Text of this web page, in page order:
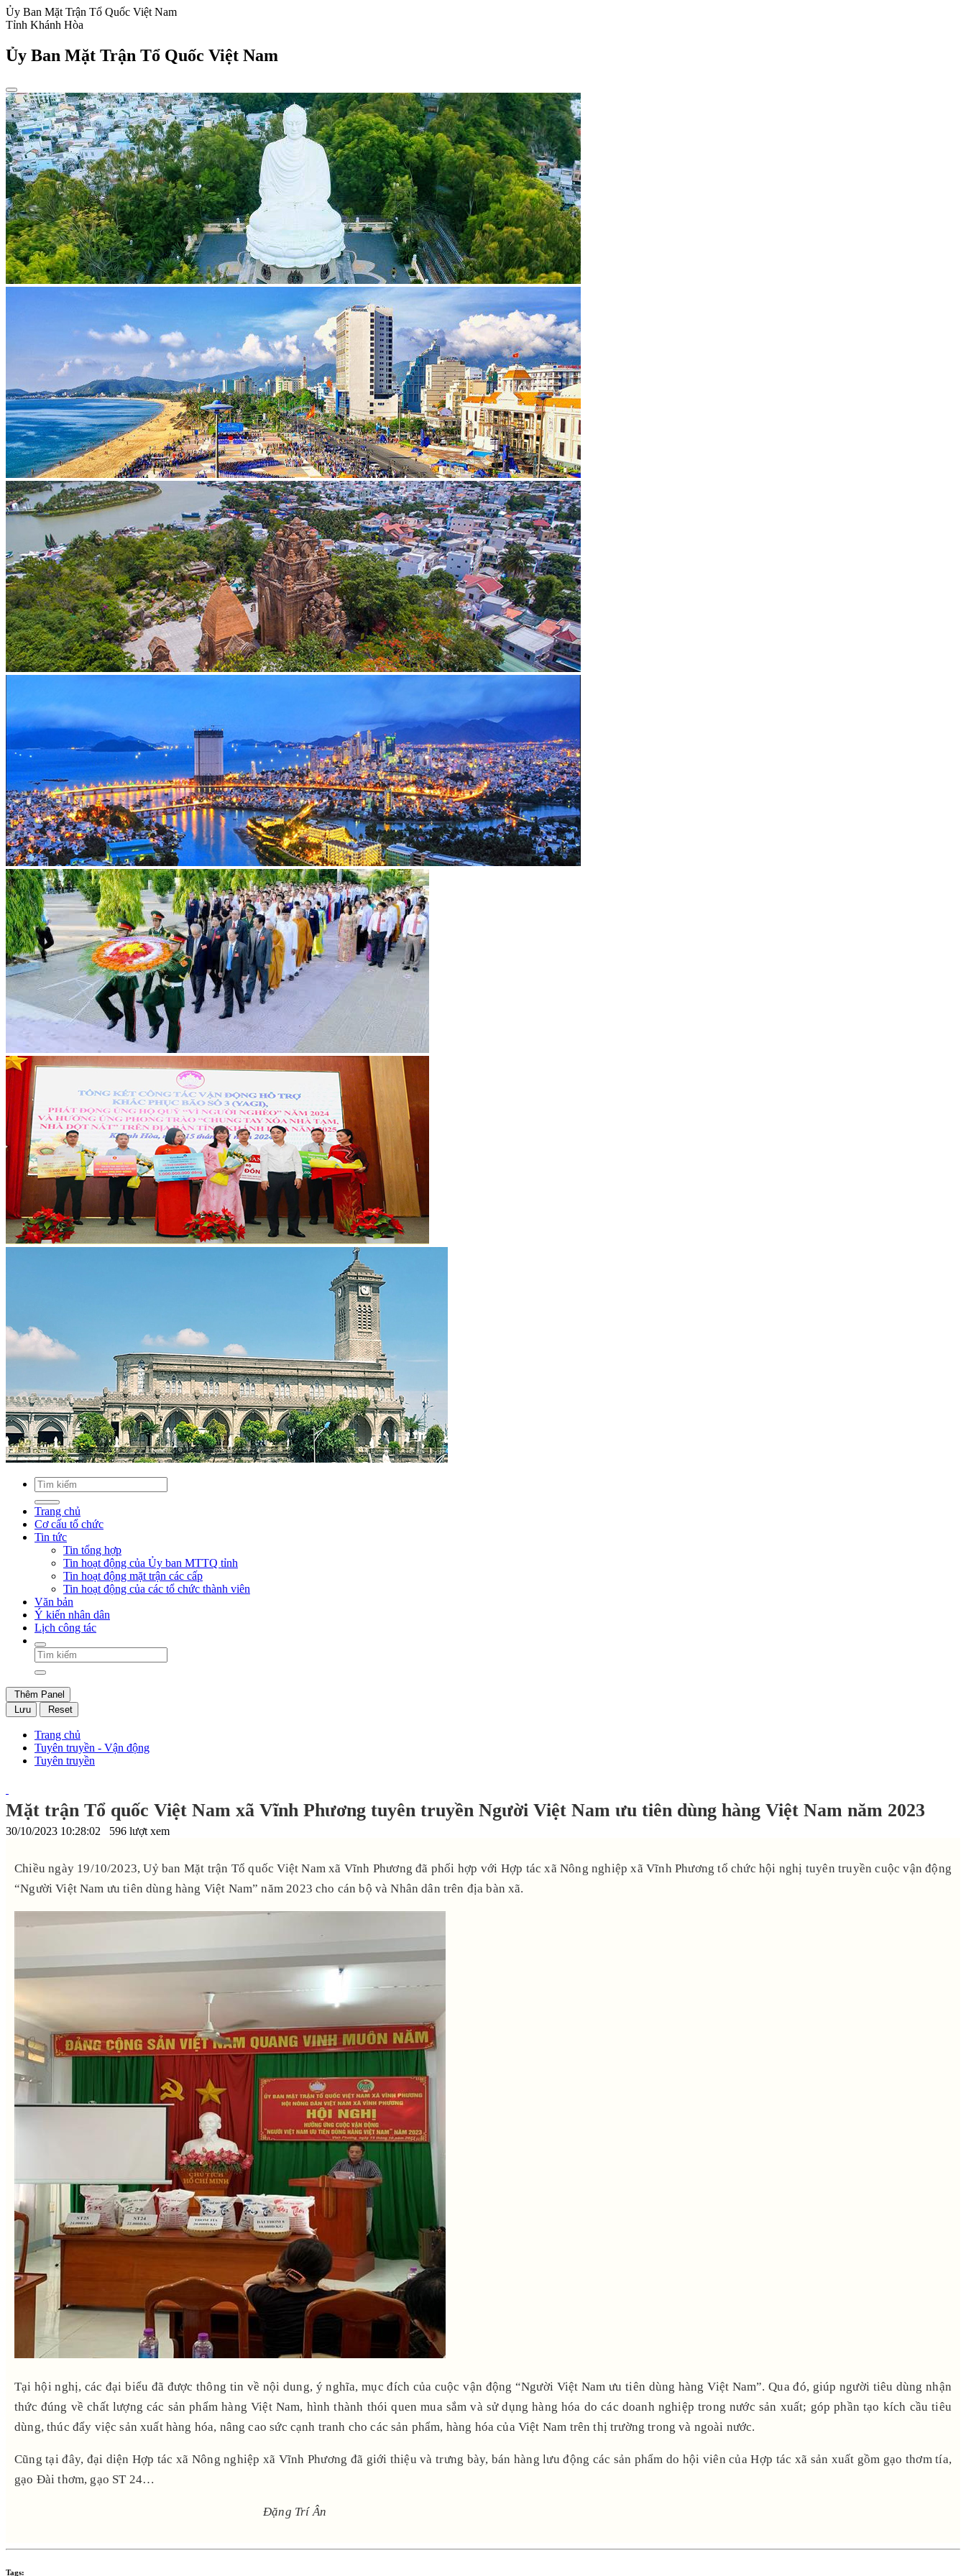
Ủy Ban Mặt Trận Tổ Quốc Việt Nam
Tỉnh Khánh Hòa
Ủy Ban Mặt Trận Tổ Quốc Việt Nam
Trang chủ
Cơ cấu tổ chức
Tin tức
Tin tổng hợp
Tin hoạt động của Ủy ban MTTQ tỉnh
Tin hoạt động mặt trận các cấp
Tin hoạt động của các tổ chức thành viên
Văn bản
Ý kiến nhân dân
Lịch công tác
Thêm Panel
Lưu
Reset
Trang chủ
Tuyên truyền - Vận động
Tuyên truyền
Mặt trận Tổ quốc Việt Nam xã Vĩnh Phương tuyên truyền Người Việt Nam ưu tiên dùng hàng Việt Nam năm 2023
30/10/2023 10:28:02 596 lượt xem
Chiều ngày 19/10/2023, Uỷ ban Mặt trận Tổ quốc Việt Nam xã Vĩnh Phương đã phối hợp với Hợp tác xã Nông nghiệp xã Vĩnh Phương tổ chức hội nghị tuyên truyền cuộc vận động
“Người Việt Nam ưu tiên dùng hàng Việt Nam” năm 2023 cho cán bộ và Nhân dân trên địa bàn xã.
Tại hội nghị, các đại biểu đã được thông tin về nội dung, ý nghĩa, mục đích của cuộc vận động “Người Việt Nam ưu tiên dùng hàng Việt Nam”. Qua đó, giúp người tiêu dùng nhận
thức đúng về chất lượng các sản phẩm hàng Việt Nam, hình thành thói quen mua sắm và sử dụng hàng hóa do các doanh nghiệp trong nước sản xuất; góp phần tạo kích cầu tiêu
dùng, thúc đẩy việc sản xuất hàng hóa, nâng cao sức cạnh tranh cho các sản phẩm, hàng hóa của Việt Nam trên thị trường trong và ngoài nước.
Cũng tại đây, đại diện Hợp tác xã Nông nghiệp xã Vĩnh Phương đã giới thiệu và trưng bày, bán hàng lưu động các sản phẩm do hội viên của Hợp tác xã sản xuất gồm gạo thơm tía,
gạo Đài thơm, gạo ST 24…
Đặng Trí Ân
Tags: